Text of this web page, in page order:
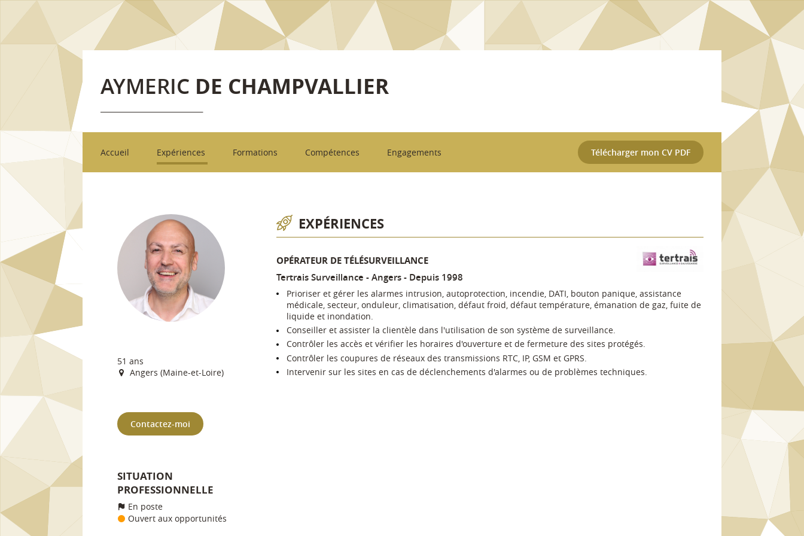
AYMERIC DE CHAMPVALLIER
Accueil Expériences Formations Compétences Engagements Télécharger mon CV PDF
51 ans
Angers (Maine-et-Loire)
Contactez-moi
SITUATION
PROFESSIONNELLE
En poste
Ouvert aux opportunités
EXPÉRIENCES
OPÉRATEUR DE TÉLÉSURVEILLANCE
Tertrais Surveillance - Angers
Depuis 1998
Prioriser et gérer les alarmes intrusion, autoprotection, incendie, DATI, bouton panique, assistance
médicale, secteur, onduleur, climatisation, défaut froid, défaut température, émanation de gaz, fuite de
liquide et inondation.
Conseiller et assister la clientèle dans l'utilisation de son système de surveillance.
Contrôler les accès et vérifier les horaires d'ouverture et de fermeture des sites protégés.
Contrôler les coupures de réseaux des transmissions RTC, IP, GSM et GPRS.
Intervenir sur les sites en cas de déclenchements d'alarmes ou de problèmes techniques.